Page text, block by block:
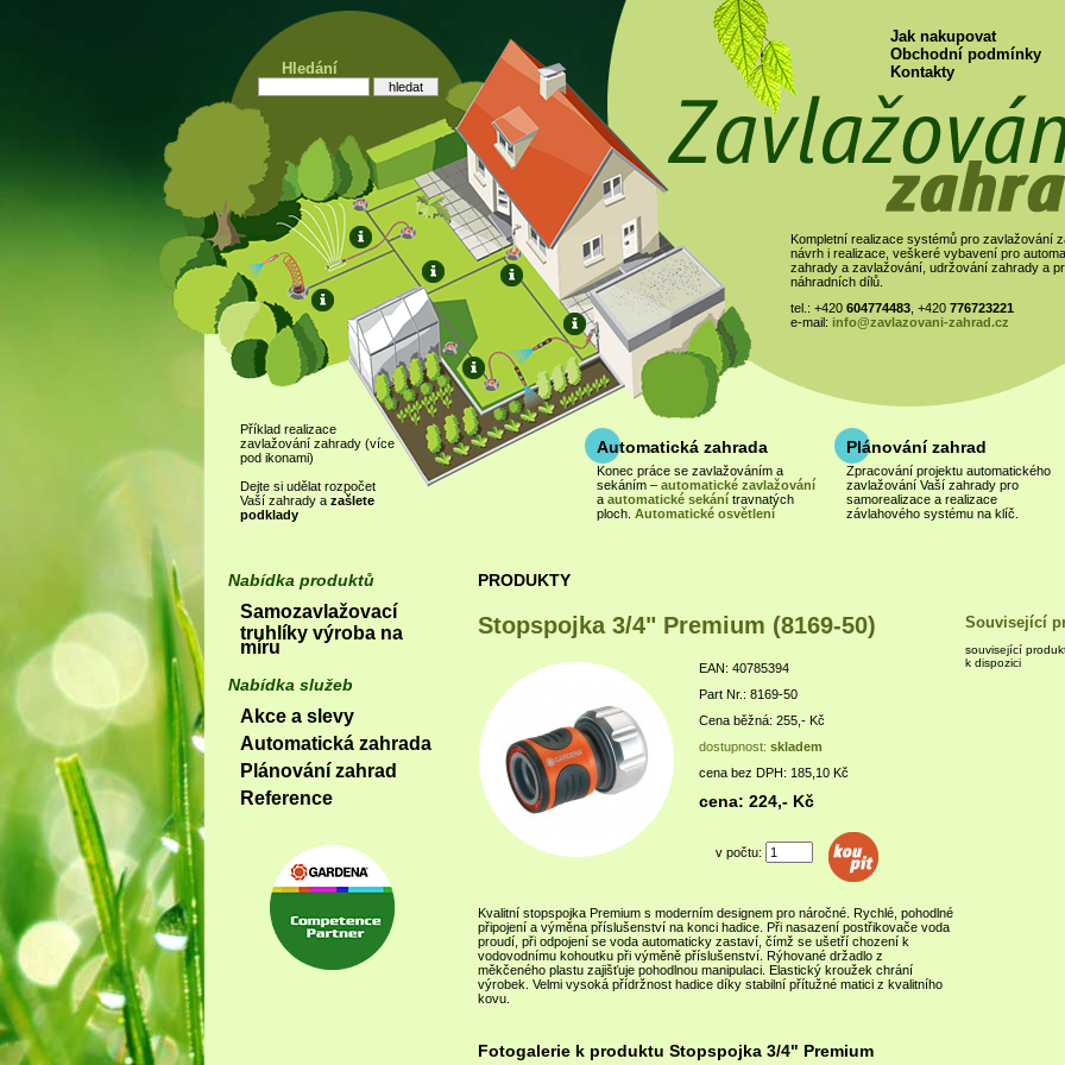
Hledání
Příklad realizace
zavlažování zahrady (více
pod ikonami)
Dejte si udělat rozpočet
Vaší zahrady a zašlete
podklady
Jak nakupovat
Obchodní podmínky
Kontakty
Kompletní realizace systémů pro zavlažování
návrh i realizace, veškeré vybavení pro
zahrady a zavlažování, udržování zahrady a
náhradních dílů.
tel.: +420 604774483 , +420 776723221
e-mail: info@zavlazovani-zahrad.cz
Automatická zahrada
Konec práce se zavlažováním a
sekáním – automatické zavlažování
a automatické sekání travnatých
ploch. Automatické osvětlení
Plánování zahrad
Zpracování projektu automatického
zavlažování Vaší zahrady pro
samorealizace a realizace
závlahového systému na klíč.
KONZULTACE
Zavolejte a rádi Vám se vším
poradíme!
Související
související
k dispozici
Stopspojka 3/4" Premium (8169-50)
EAN: 40785394
Part Nr.: 8169-50
Cena běžná: 255,- Kč
dostupnost: skladem
cena bez DPH: 185,10 Kč
cena: 224,- Kč
v počtu:
Kvalitní stopspojka Premium s moderním designem pro náročné. Rychlé, pohodlné
připojení a výměna příslušenství na konci hadice. Při nasazení postřikovače voda
proudí, při odpojení se voda automaticky zastaví, čímž se ušetří chození k
vodovodnímu kohoutku při výměně příslušenství. Rýhované držadlo z
měkčeného plastu zajišťuje pohodlnou manipulaci. Elastický kroužek chrání
výrobek. Velmi vysoká přídržnost hadice díky stabilní přítužné matici z kvalitního
kovu.
Fotogalerie k produktu Stopspojka 3/4" Premium
PRODUKTY
Nabídka produktů
Samozavlažovací
truhlíky výroba na
míru
Nabídka služeb
Akce a slevy
Automatická zahrada
Plánování zahrad
Reference